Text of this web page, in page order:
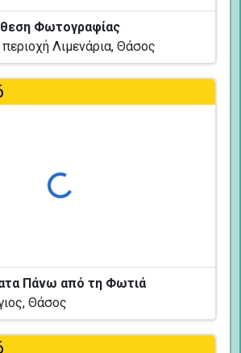
Φωτογραφίας
Λιμενάρια, Θάσος
Φόρτωση...
Πάνω από τη Φωτιά
Θάσος